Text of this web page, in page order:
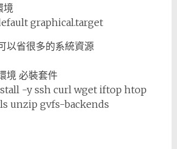
境
graphical.target
以省很多的系統資源
境 必裝套件
-y ssh curl wget iftop htop
unzip gvfs-backends